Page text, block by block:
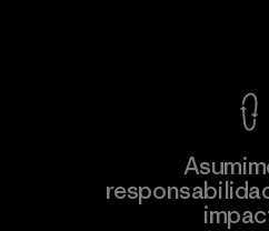
información